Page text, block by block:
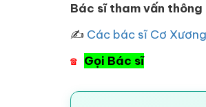
Bác sĩ tham vấn thông
✍ Các bác sĩ Cơ
☎ Gọi Bác sĩ